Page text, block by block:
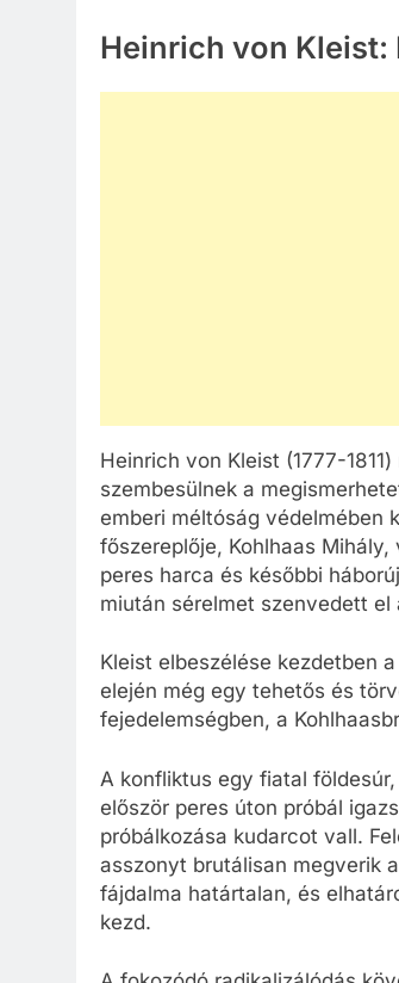
Heinrich von
Heinrich von Kleist (1777-
szembesülnek a
emberi méltóság védelmében
főszereplője, Kohlhaas
peres harca és későbbi
miután sérelmet szenvedett
Kleist elbeszélése kezdetben
elején még egy tehetős és
fejedelemségben, a
A konfliktus egy fiatal
először peres úton próbál
próbálkozása kudarcot vall.
asszonyt brutálisan megverik
fájdalma határtalan, és
kezd.